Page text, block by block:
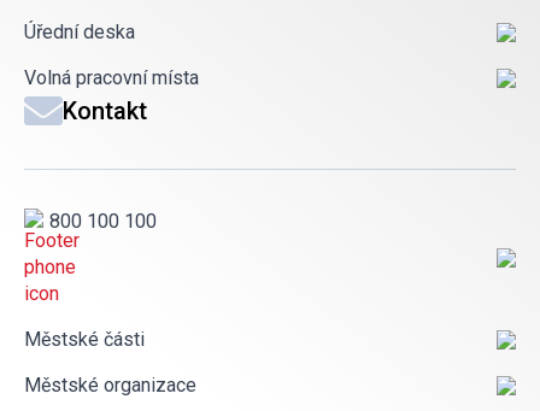
Úřední deska
Volná pracovní místa
Kontakt
800 100 100
Městské části
Městské organizace